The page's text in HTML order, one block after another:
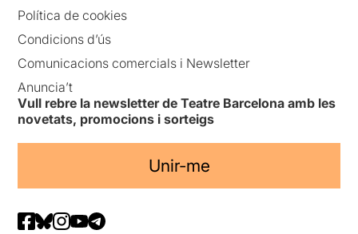
Política de cookies
Condicions d’ús
Comunicacions comercials i Newsletter
Anuncia’t
Vull rebre la newsletter de Teatre Barcelona amb les
novetats, promocions i sorteigs
Unir-me